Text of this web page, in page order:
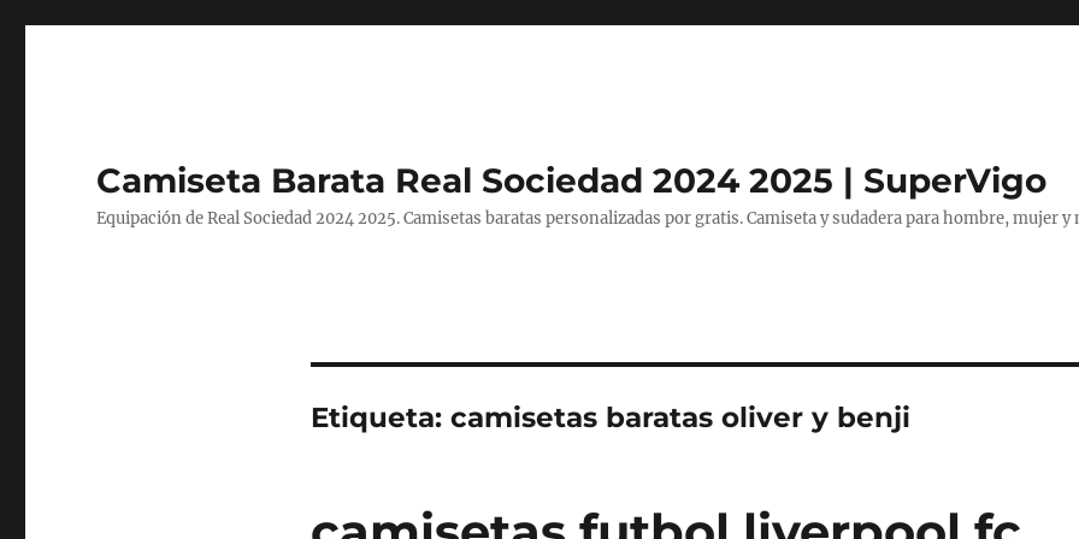
Camiseta Barata Real Sociedad 2024 2025 | SuperVigo
Equipación de Real Sociedad 2024 2025. Camisetas baratas personalizadas por gratis. Camiseta y sudadera para hombre, mujer y
Etiqueta: camisetas baratas oliver y benji